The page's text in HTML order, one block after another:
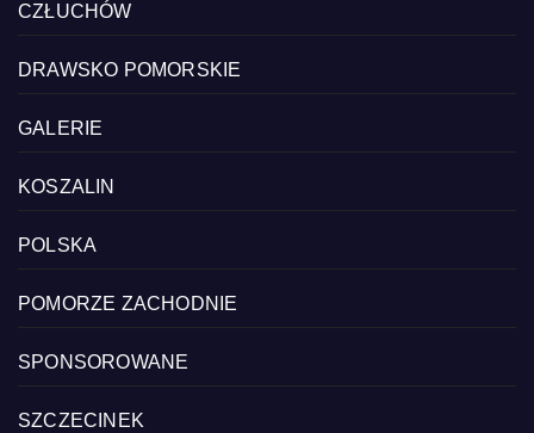
CZŁUCHÓW
DRAWSKO POMORSKIE
GALERIE
KOSZALIN
POLSKA
POMORZE ZACHODNIE
SPONSOROWANE
SZCZECINEK